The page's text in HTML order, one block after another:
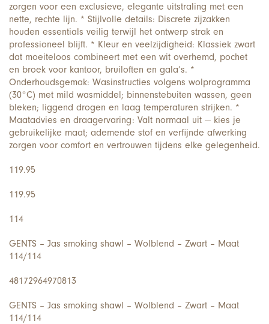
zorgen voor een exclusieve, elegante uitstraling met een
nette, rechte lijn. * Stijlvolle details: Discrete zijzakken
houden essentials veilig terwijl het ontwerp strak en
professioneel blijft. * Kleur en veelzijdigheid: Klassiek zwart
dat moeiteloos combineert met een wit overhemd, pochet
en broek voor kantoor, bruiloften en gala’s. *
Onderhoudsgemak: Wasinstructies volgens wolprogramma
(30°C) met mild wasmiddel; binnenstebuiten wassen, geen
bleken; liggend drogen en laag temperaturen strijken. *
Maatadvies en draagervaring: Valt normaal uit — kies je
gebruikelijke maat; ademende stof en verfijnde afwerking
zorgen voor comfort en vertrouwen tijdens elke gelegenheid.
119.95
119.95
114
GENTS – Jas smoking shawl – Wolblend – Zwart – Maat
114/114
48172964970813
GENTS – Jas smoking shawl – Wolblend – Zwart – Maat
114/114